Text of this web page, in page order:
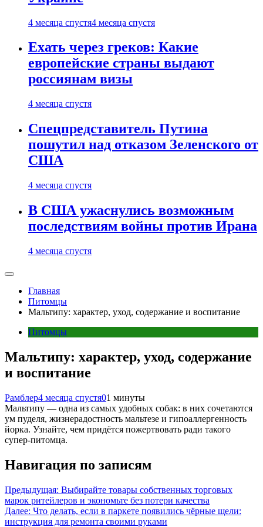
4 месяца спустя4 месяца спустя
Ехать через греков: Какие
европейские страны выдают
россиянам визы
4 месяца спустя
Спецпредставитель Путина
пошутил над отказом Зеленского от
США
4 месяца спустя
В США ужаснулись возможным
последствиям войны против Ирана
4 месяца спустя
Главная
Питомцы
Мальтипу: характер, уход, содержание и воспитание
Питомцы
Мальтипу: характер, уход, содержание
и воспитание
Рамблер4 месяца спустя01 минуты
Мальтипу — одна из самых удобных собак: в них сочетаются
ум пуделя, жизнерадостность мальтезе и гипоаллергенность
йорка. Узнайте, чем придётся пожертвовать ради такого
супер-питомца.
Навигация по записям
Предыдущая: Выбирайте товары собственных торговых
марок ритейлеров и экономьте без потери качества
Далее: Что делать, если в паркете появились чёрные щели:
инструкция для ремонта своими руками